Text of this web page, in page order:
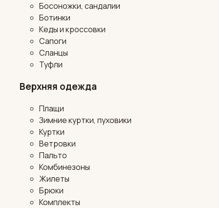
Босоножки, сандалии
Ботинки
Кеды и кроссовки
Сапоги
Сланцы
Туфли
Верхняя одежда
Плащи
Зимние куртки, пуховики
Куртки
Ветровки
Пальто
Комбинезоны
Жилеты
Брюки
Комплекты